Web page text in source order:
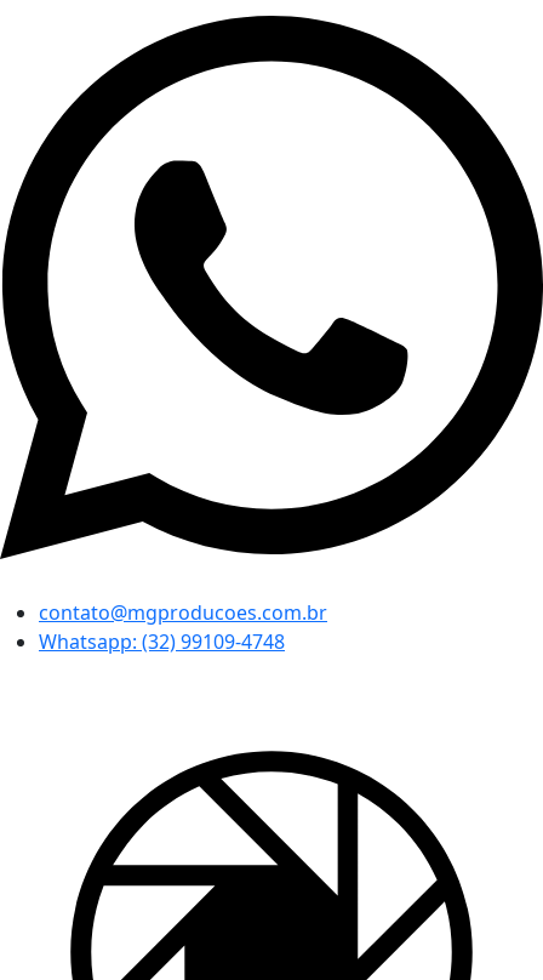
contato@mgproducoes.com.br
Whatsapp: (32) 99109-4748